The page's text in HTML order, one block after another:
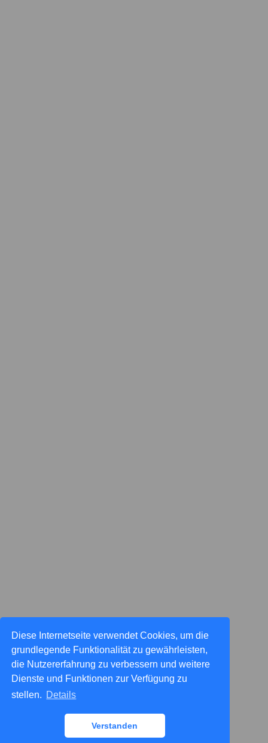
Diese Internetseite verwendet Cookies, um die
grundlegende Funktionalität zu gewährleisten,
die Nutzererfahrung zu verbessern und weitere
Dienste und Funktionen zur Verfügung zu
stellen. Details
Verstanden